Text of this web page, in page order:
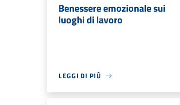
Benessere emozionale sui
luoghi di lavoro
LEGGI DI PIÙ